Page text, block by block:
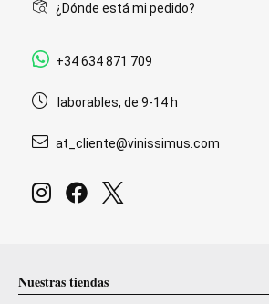
¿Dónde está mi pedido?
+34 634 871 709
laborables, de 9-14 h
at_cliente@vinissimus.com
Nuestras tiendas